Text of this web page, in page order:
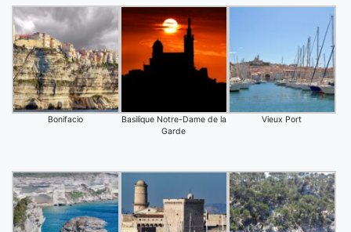
Bonifacio
Basilique Notre-Dame de la
Garde
Vieux Port